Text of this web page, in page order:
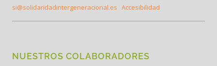
si@solidaridadintergeneracional.es Accesibilidad
NUESTROS COLABORADORES